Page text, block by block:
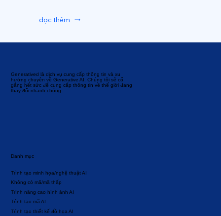
Generatived là dịch vụ cung cấp thông tin và xu
hướng chuyên về Generative AI. Chúng tôi sẽ cố
gắng hết sức để cung cấp thông tin về thế giới đang
thay đổi nhanh chóng.
Danh mục
Trình tạo thiết kế đồ họa AI
Không có mã/mã thấp
Trình tạo mã AI
Trình nâng cao hình ảnh AI
Trình tạo minh họa/nghệ thuật AI
đọc thêm